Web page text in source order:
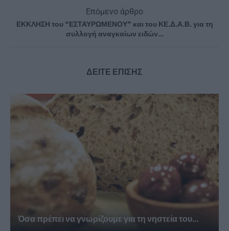
Επόμενο άρθρο
ΕΚΚΛΗΣΗ του “ΕΣΤΑΥΡΩΜΕΝΟΥ” και του ΚΕ.Δ.Α.Β. για τη
συλλογή αναγκαίων ειδών…
ΔΕΙΤΕ ΕΠΙΣΗΣ
Όσα πρέπει να γνωρίζουμε για τη νηστεία του...